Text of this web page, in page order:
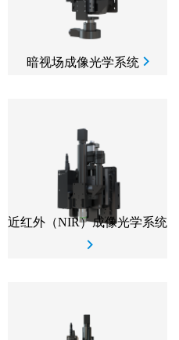
暗视场成像光学系统
近红外（NIR）成像光学系统